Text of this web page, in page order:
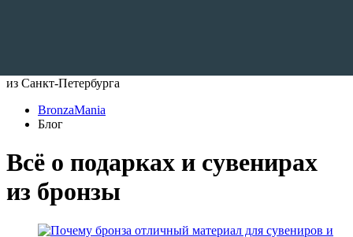
из Санкт-Петербурга
BronzaMania
Блог
Всё о подарках и сувенирах
из бронзы